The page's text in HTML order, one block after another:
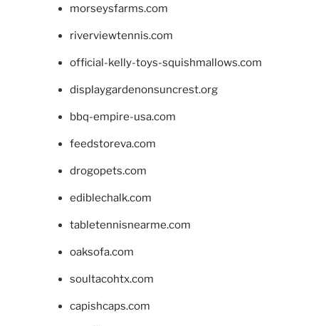
morseysfarms.com
riverviewtennis.com
official-kelly-toys-squishmallows.com
displaygardenonsuncrest.org
bbq-empire-usa.com
feedstoreva.com
drogopets.com
ediblechalk.com
tabletennisnearme.com
oaksofa.com
soultacohtx.com
capishcaps.com